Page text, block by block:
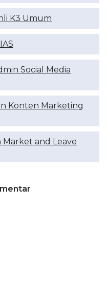
K3 Umum
Social Media
Konten Marketing
and Leave